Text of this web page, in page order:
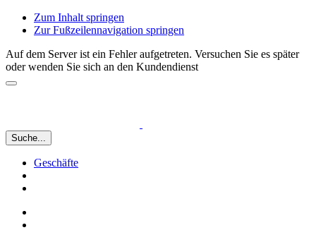
Zum Inhalt springen
Zur Fußzeilennavigation springen
Auf dem Server ist ein Fehler aufgetreten. Versuchen Sie es später
oder wenden Sie sich an den Kundendienst
Suche...
Geschäfte